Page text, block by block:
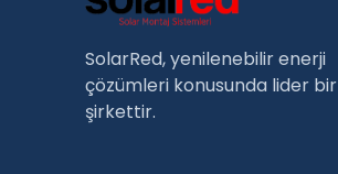
SolarRed, yenilenebilir enerji
çözümleri konusunda lider bir
şirkettir.